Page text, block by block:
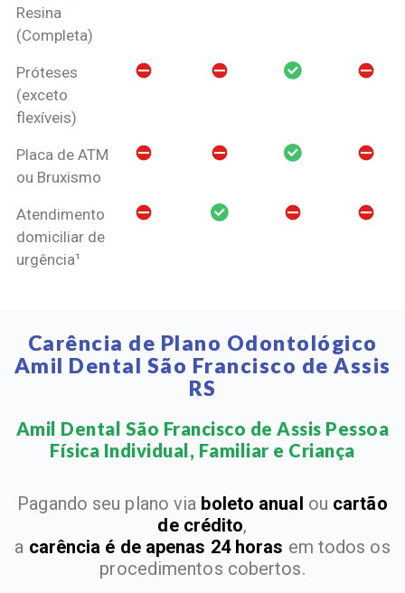
Resina
(Completa)
Próteses
(exceto
flexíveis)
Placa de ATM
ou Bruxismo
Atendimento
domiciliar de
urgência¹
Carência de Plano Odontológico
Amil Dental São Francisco de Assis
RS
Amil Dental São Francisco de Assis Pessoa
Física Individual, Familiar e Criança​
Pagando seu plano via boleto anual ou cartão
de crédito,
a carência é de apenas 24 horas em todos os
procedimentos cobertos.